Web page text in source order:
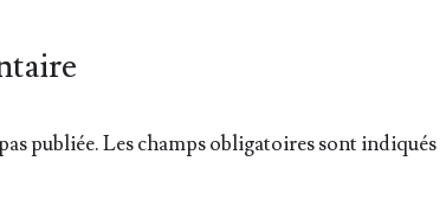
publiée.Les champs obligatoires sont indiqués